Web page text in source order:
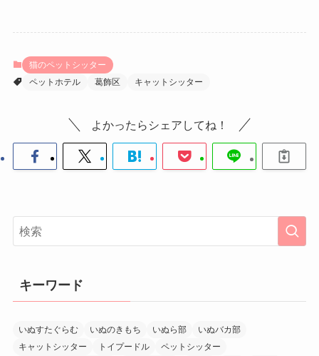
猫のペットシッター
ペットホテル
葛飾区 キャットシッター
よかったらシェアしてね！
キーワード
いぬすたぐらむ いぬのきもち いぬら部
いぬバカ部
キャットシッター
トイプードル
ペットシッター